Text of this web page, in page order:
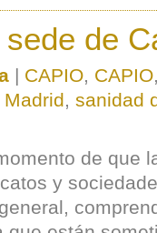
de
| CAPIO, CAPIO
, sanidad
de que
y